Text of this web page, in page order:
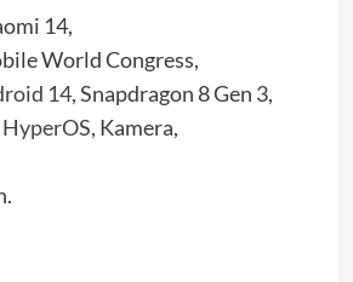
14,
World Congress,
14, Snapdragon 8 Gen 3,
HyperOS, Kamera,